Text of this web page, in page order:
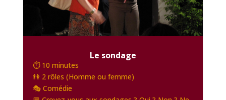
Le sondage
⏱️ 10 minutes
👫 2 rôles (Homme ou femme)
🎭 Comédie